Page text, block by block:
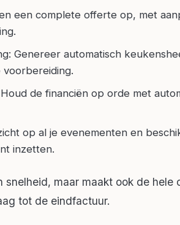
een complete offerte op, met
Genereer automatisch
de financiën op orde met
op al je evenementen en
inzetten.
maar maakt ook de hele
tot de eindfactuur.